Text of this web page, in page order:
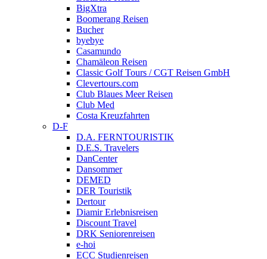
BigXtra
Boomerang Reisen
Bucher
byebye
Casamundo
Chamäleon Reisen
Classic Golf Tours / CGT Reisen GmbH
Clevertours.com
Club Blaues Meer Reisen
Club Med
Costa Kreuzfahrten
D-F
D.A. FERNTOURISTIK
D.E.S. Travelers
DanCenter
Dansommer
DEMED
DER Touristik
Dertour
Diamir Erlebnisreisen
Discount Travel
DRK Seniorenreisen
e-hoi
ECC Studienreisen